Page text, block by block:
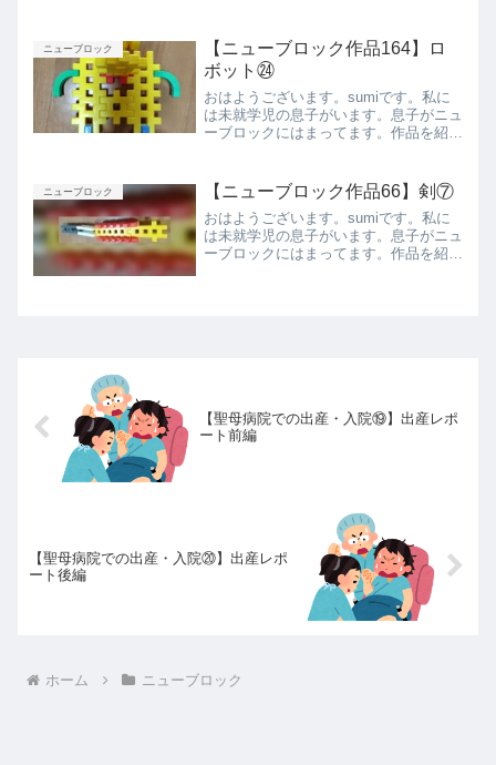
側面下から前から後ろからまとめ今回は
息子が作った弓②を紹介...
ニューブロック
【ニューブロック作品164】ロ
ボット㉔
おはようございます。sumiです。私に
は未就学児の息子がいます。息子がニュ
ーブロックにはまってます。作品を紹介
ったロボット㉔を紹介しました。また紹
介します。
ニューブロック 【ニューブロック作品66】剣⑦
おはようございます。sumiです。私に
は未就学児の息子がいます。息子がニュ
ーブロックにはまってます。作品を紹介
【聖母病院での出産・入院⑲】出産レポ
ート前編
【聖母病院での出産・入院⑳】出産レポ
ート後編
ホーム ニューブロック